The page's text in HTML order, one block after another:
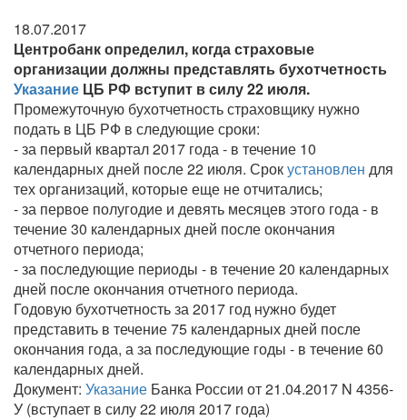
18.07.2017
Центробанк определил, когда страховые
организации должны представлять бухотчетность
Указание ЦБ РФ вступит в силу 22 июля.
Промежуточную бухотчетность страховщику нужно
подать в ЦБ РФ в следующие сроки:
- за первый квартал 2017 года - в течение 10
календарных дней после 22 июля. Срокустановлен для
тех организаций, которые еще не отчитались;
- за первое полугодие и девять месяцев этого года - в
течение 30 календарных дней после окончания
отчетного периода;
- за последующие периоды - в течение 20 календарных
дней после окончания отчетного периода.
Годовую бухотчетность за 2017 год нужно будет
представить в течение 75 календарных дней после
окончания года, а за последующие годы - в течение 60
календарных дней.
Документ: Указание Банка России от 21.04.2017 N 4356-
У (вступает в силу 22 июля 2017 года)